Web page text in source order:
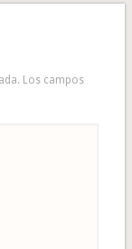
Los campos